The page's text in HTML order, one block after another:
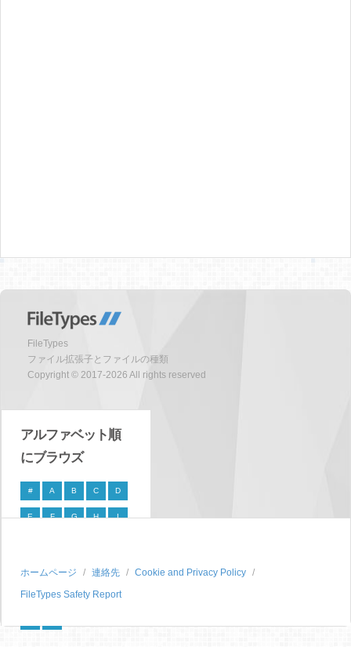
FileTypes
ファイル拡張子とファイルの種類
Copyright © 2017-2026 All rights reserved
アルファベット順
にブラウズ
# A B C D
E F G H I
P Q R S
T U V W X
ホームページ 連絡先
Cookie and Privacy Policy
FileTypes Safety Report